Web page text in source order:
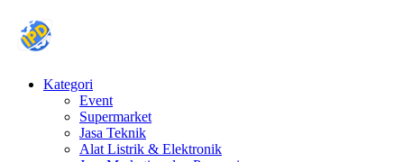
Kategori
Event
Supermarket
Jasa Teknik
Alat Listrik & Elektronik